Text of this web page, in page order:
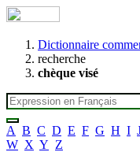
Dictionnaire
recherche
chèque visé
A B C D E F G H I
W X Y Z